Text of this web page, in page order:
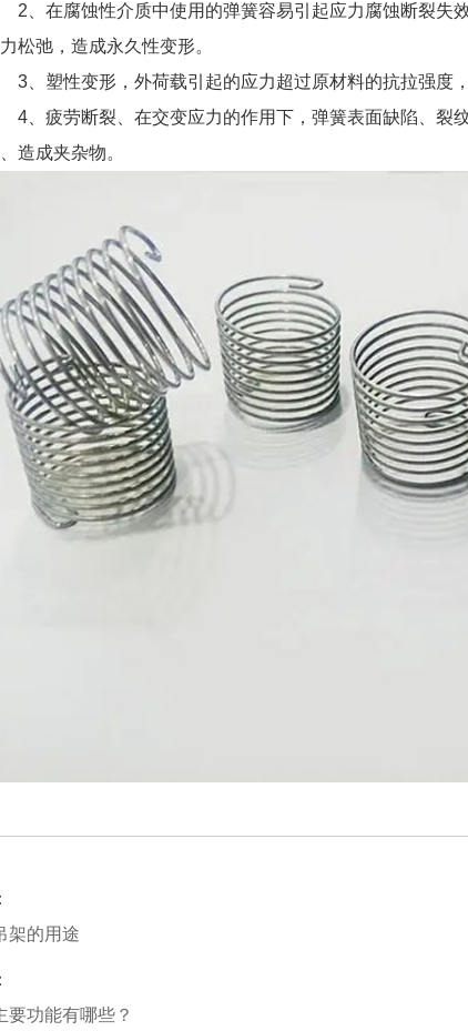
2、在腐蚀性介质中使用的弹簧容易引起应力腐蚀断裂失
松弛，造成永久性变形。
3、塑性变形，外荷载引起的应力超过原材料的抗拉强度
4、疲劳断裂、在交变应力的作用下，弹簧表面缺陷、裂
造成夹杂物。
架的用途
要功能有哪些？